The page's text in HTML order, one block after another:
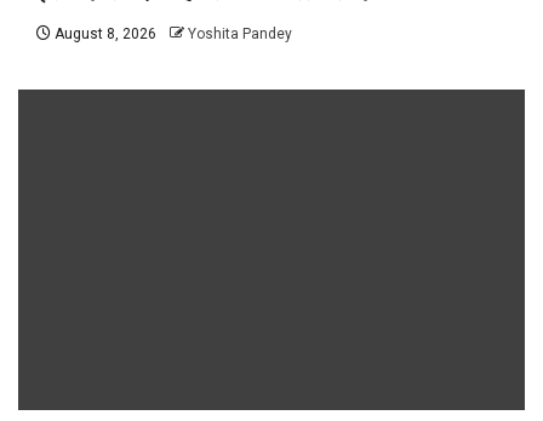
August 8, 2026 Yoshita Pandey